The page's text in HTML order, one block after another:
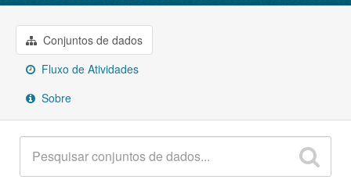
Organizações
Grupos
Sobre
Conjuntos de dados
Fluxo de Atividades
Sobre